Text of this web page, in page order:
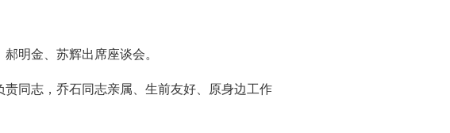
明金、苏辉出席座谈会。
同志，乔石同志亲属、生前友好、原身边工作